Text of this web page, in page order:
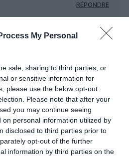
My Personal
sale, sharing to third parties, or
or sensitive information for
please use the below opt-out
Please note that after your
you may continue seeing
on personal information utilized by
disclosed to third parties prior to
opt-out of the further
information by third parties on the
RÉPONDRE
UN DON
aux lecteurs !
participezà son
!